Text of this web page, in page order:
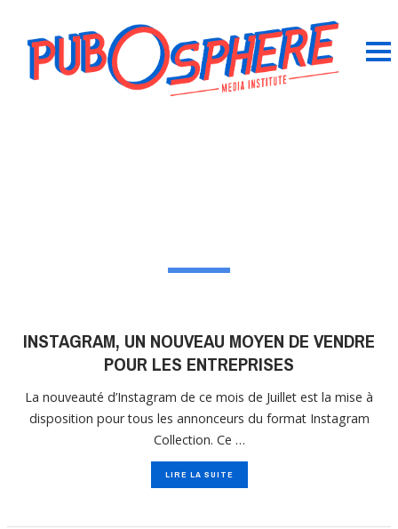
INSTAGRAM, UN NOUVEAU MOYEN DE VENDRE
POUR LES ENTREPRISES
La nouveauté d’Instagram de ce mois de Juillet est la mise à
disposition pour tous les annonceurs du format Instagram
Collection. Ce …
LIRE LA SUITE